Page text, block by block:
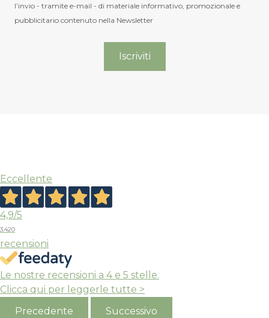
l’invio - tramite e-mail - di materiale informativo, promozionale e
pubblicitario contenuto nella Newsletter
Eccellente
4,9/5
3.420
recensioni
Le nostre recensioni a 4 e 5 stelle.
Clicca qui per leggerle tutte >
Precedente
Successivo